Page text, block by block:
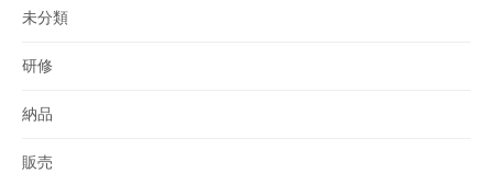
未分類
研修
納品
販売